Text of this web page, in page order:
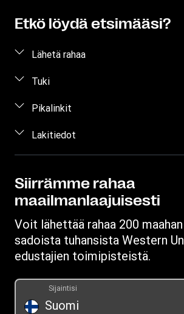
Etkö löydä etsimääsi?
Lähetä rahaa
Lähetä rahaa verkossa
Seuraa rahansiirtoa
Etsi toimipiste
Lataa sovellus
Tuki
Asiakastuki
Pikalinkit
Kirjaudu sisään / rekisteröidy
Ryhdy edustajaksi
Lakitiedot
Tietosuojalausunto
Ehdot
Siirrämme rahaa
maailmanlaajuisesti
Voit lähettää rahaa 200
sadoista tuhansista Western
edustajien toimipisteistä.
Suomi
Sijaintisi